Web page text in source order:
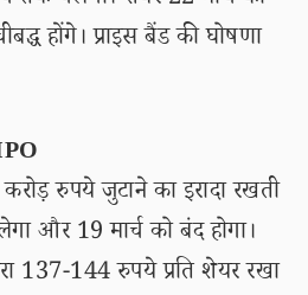
होंगे। प्राइस बैंड की घोषणा
रुपये जुटाने का इरादा रखती
और 19 मार्च को बंद होगा।
137-144 रुपये प्रति शेयर रखा